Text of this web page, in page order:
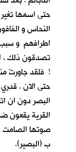
حتى اسمها
النحاس و
اطرافهم و سبب
تصدقون ذلك ،
! فلقد جاورتْ
حتى الان .
البصر دون ان
القرية يقعون
صوتها الصامت
ب (البصير).